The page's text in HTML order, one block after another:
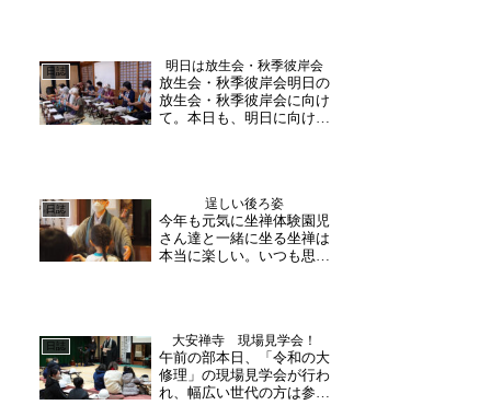
なられるだけでなく、生け
られたお花についてお話さ
れている姿がよく見られ
ま...
日誌 明日は放生会・秋季彼岸会
放生会・秋季彼岸会明日の
放生会・秋季彼岸会に向け
て。本日も、明日に向けて
た。お供えのお餅また、朝
一番にお供え用のお餅作り
を行い、搗き立ての熱い
餅...
日誌 逞しい後ろ姿
今年も元気に坐禅体験園児
さん達と一緒に坐る坐禅は
本当に楽しい。いつも思う
中の反応が心をくすぐりま
す。例えば「呼吸をゆっく
り丁寧に心が丸くなるよ
う...
日誌 大安禅寺 現場見学会！
午前の部本日、「令和の大
修理」の現場見学会が行わ
れ、幅広い世代の方は参加